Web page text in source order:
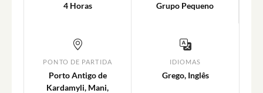
4 Horas Grupo Pequeno
PONTO DE PARTIDA
Porto Antigo de
Kardamyli, Mani,
IDIOMAS
Grego, Inglês